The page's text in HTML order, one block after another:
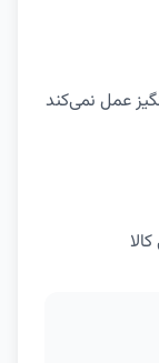
عمل نمی‌کند